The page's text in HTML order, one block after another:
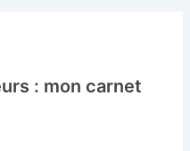
: mon carnet